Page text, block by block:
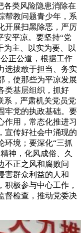
各类风险隐患消除在
帮教问题青少年，系
开展扫黑除恶，严厉
安平凉。要坚持“党
为主、以实为要、以
正公道，根据工作
选拔敢于担当、务实
，使那些为平凉发展
类基层组织，抓好
系，严肃机关党员党
牢党的执政基础。要
作用，常态化推进习
宣传好社会中涌现的
环境；要深化“三抓
神，化风成俗、久
不正之风和腐败问
害群众利益的人和
极参与中心工作，
督检查，推动党委决